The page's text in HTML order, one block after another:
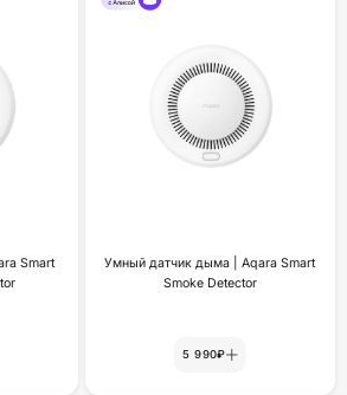
Smart
Умный датчик дыма | Aqara Smart
Smoke Detector
5 990₽